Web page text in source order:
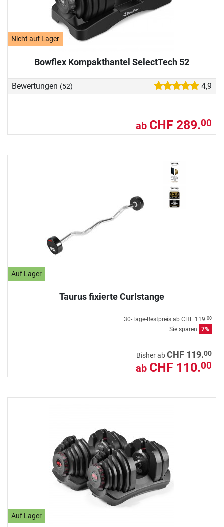
Nicht auf Lager
Bowflex Kompakthantel SelectTech 52
Bewertungen (52) 4,9
ab CHF 289.00
Auf Lager
Taurus fixierte Curlstange
30-Tage-Bestpreis ab CHF 119.00
Sie sparen 7%
Bisher abCHF 119.00
ab CHF 110.00
Auf Lager